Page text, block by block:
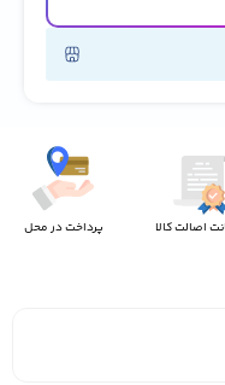
اصالت کالا پرداخت در محل